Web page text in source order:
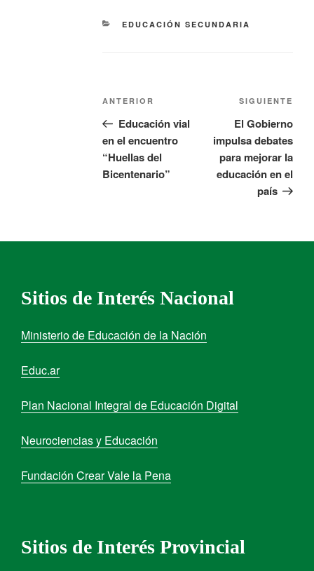
EDUCACIÓN SECUNDARIA
ANTERIOR
Educación vial
en el encuentro
“Huellas del
Bicentenario”
SIGUIENTE
El Gobierno
impulsa debates
para mejorar la
educación en el
país
Sitios de Interés Nacional
Ministerio de Educación de la Nación
Educ.ar
Plan Nacional Integral de Educación Digital
Neurociencias y Educación
Fundación Crear Vale la Pena
Sitios de Interés Provincial